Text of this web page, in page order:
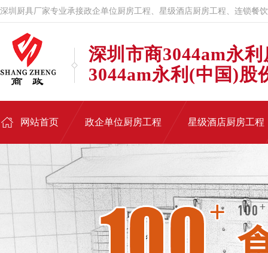
深圳厨具厂家专业承接政企单位厨房工程、星级酒店厨房工程、连锁餐
深圳市商3044am永
3044am永利(中国)股
网站首页 政企单位厨房工程 星级酒店厨房工程